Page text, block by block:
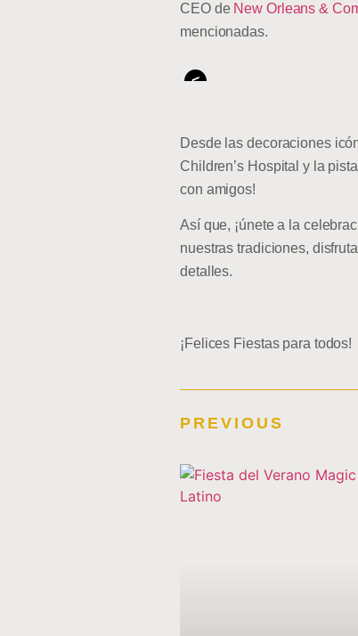
CEO de New Orleans &
mencionadas.
<
Desde las decoraciones
Children’s Hospital y la
con amigos!
Así que, ¡únete a la
nuestras tradiciones,
detalles.
¡Felices Fiestas para todos!
PREVIOUS